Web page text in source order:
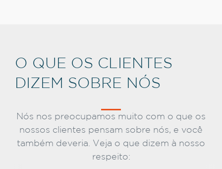
O QUE OS CLIENTES
DIZEM SOBRE NÓS
Nós nos preocupamos muito com o que os
nossos clientes pensam sobre nós, e você
também deveria. Veja o que dizem à nosso
respeito: